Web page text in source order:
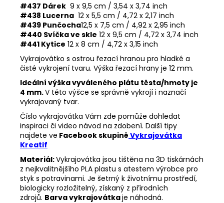
#437 Dárek 9 x 9,5 cm / 3,54 x 3,74 inch
#438 Lucerna 12 x 5,5 cm / 4,72 x 2,17 inch
#439 Punčocha12,5 x 7,5 cm / 4,92 x 2,95 inch
#440 Svíčka ve skle 12 x 9,5 cm / 4,72 x 3,74 inch
#441 Kytice 12 x 8 cm / 4,72 x 3,15 inch
Vykrajovátko s ostrou řezací hranou pro hladké a
čisté vykrojení tvaru. Výška řezací hrany je 12 mm.
Ideální výška vyváleného plátu těsta/hmoty je
4 mm.V této výšce se správně vykrojí i naznačí
vykrajovaný tvar.
Číslo vykrajovátka Vám zde pomůže dohledat
inspiraci či video návod na zdobení. Další tipy
najdete ve Facebook skupině Vykrajovátka
Kreatif
Materiál:Vykrajovátka jsou tištěna na 3D tiskárnách
z nejkvalitnějšího PLA plastu s atestem výrobce pro
styk s potravinami. Je šetrný k životnímu prostředí,
biologicky rozložitelný, získaný z přírodních
zdrojů. Barva vykrajovátkaje náhodná.